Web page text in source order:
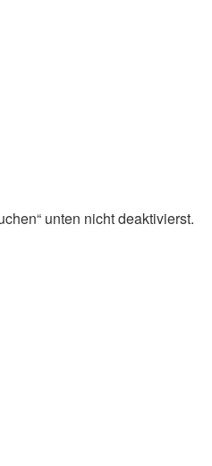
unten nicht deaktivierst.